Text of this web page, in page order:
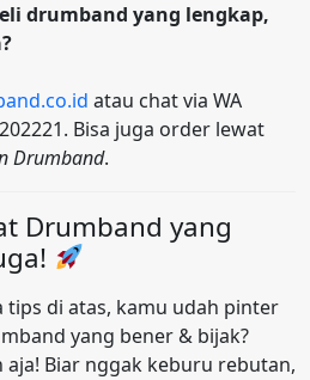
drumband yang lengkap,
atau chat via WA
Bisa juga order lewat
Drumband.
Drumband yang
tips di atas, kamu udah pinter
yang bener & bijak?
Biar nggak keburu rebutan,